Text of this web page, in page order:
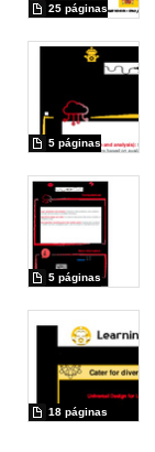
25 páginas
5 páginas
5 páginas
18 páginas